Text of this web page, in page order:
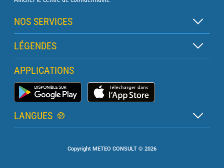
NOS SERVICES
Abonnement Zen
Abonnement Balise
Abonnement Traversée
Abonnement Phare
LÉGENDES
Légende des cartes
Légende des pictogrammes
Glossaire
APPLICATIONS
Application Météo Marine
LANGUES
Copyright METEO CONSULT © 2026